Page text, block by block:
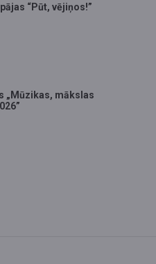
“Pūt, vējiņos!”
„Mūzikas, mākslas